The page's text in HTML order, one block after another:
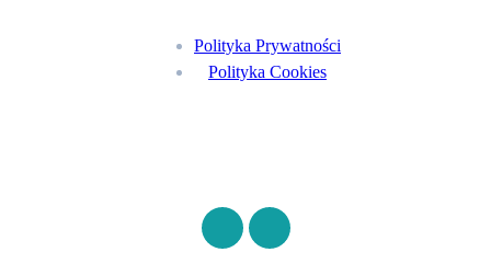
Polityka Prywatności
Polityka Cookies